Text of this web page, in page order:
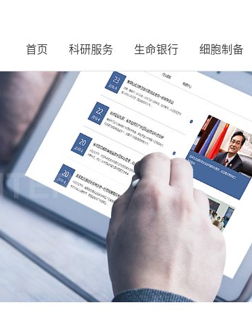
首页 科研服务 生命银行 细胞制备